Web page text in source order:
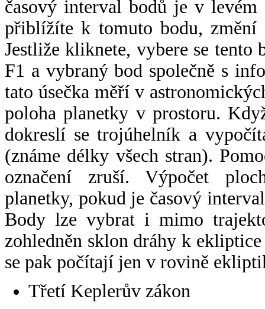
časový interval bodů je v
přiblížíte k tomuto bodu,
Jestliže kliknete, vybere se tento
F1 a vybraný bod společně s
tato úsečka měří v
poloha planetky v prostoru.
dokreslí se trojúhelník a
(známe délky všech stran).
označení zruší. Výpočet
planetky, pokud je časový
Body lze vybrat i mimo
zohledněn sklon dráhy k
se pak počítají jen v rovině
Třetí Keplerův zákon